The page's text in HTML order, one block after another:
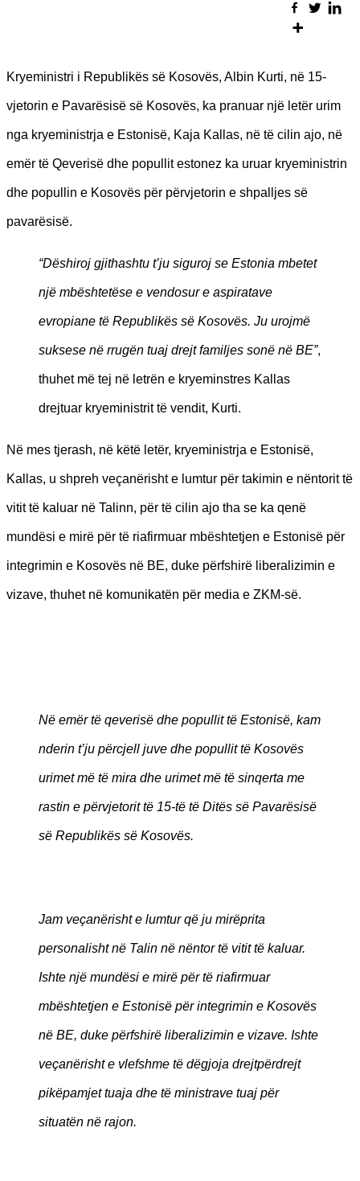
Kryeministri i Republikës së Kosovës, Albin Kurti, në 15-
vjetorin e Pavarësisë së Kosovës, ka pranuar një letër urim
nga kryeministrja e Estonisë, Kaja Kallas, në të cilin ajo, në
emër të Qeverisë dhe popullit estonez ka uruar kryeministrin
dhe popullin e Kosovës për përvjetorin e shpalljes së
pavarësisë.
“Dëshiroj gjithashtu t’ju siguroj se Estonia mbetet
një mbështetëse e vendosur e aspiratave
evropiane të Republikës së Kosovës. Ju urojmë
suksese në rrugën tuaj drejt familjes sonë në BE”,
thuhet më tej në letrën e kryeminstres Kallas
drejtuar kryeministrit të vendit, Kurti.
Në mes tjerash, në këtë letër, kryeministrja e Estonisë,
Kallas, u shpreh veçanërisht e lumtur për takimin e nëntorit të
vitit të kaluar në Talinn, për të cilin ajo tha se ka qenë
mundësi e mirë për të riafirmuar mbështetjen e Estonisë për
integrimin e Kosovës në BE, duke përfshirë liberalizimin e
vizave, thuhet në komunikatën për media e ZKM-së.
Në emër të qeverisë dhe popullit të Estonisë, kam
nderin t’ju përcjell juve dhe popullit të Kosovës
urimet më të mira dhe urimet më të sinqerta me
rastin e përvjetorit të 15-të të Ditës së Pavarësisë
së Republikës së Kosovës.
Jam veçanërisht e lumtur që ju mirëprita
personalisht në Talin në nëntor të vitit të kaluar.
Ishte një mundësi e mirë për të riafirmuar
mbështetjen e Estonisë për integrimin e Kosovës
në BE, duke përfshirë liberalizimin e vizave. Ishte
veçanërisht e vlefshme të dëgjoja drejtpërdrejt
pikëpamjet tuaja dhe të ministrave tuaj për
situatën në rajon.